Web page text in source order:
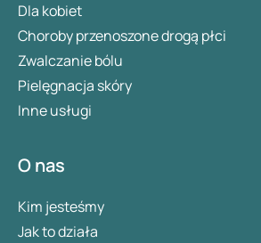
Dla kobiet
Choroby przenoszone drogą płci
Zwalczanie bólu
Pielęgnacja skóry
Inne usługi
O nas
Kim jesteśmy
Jak to działa